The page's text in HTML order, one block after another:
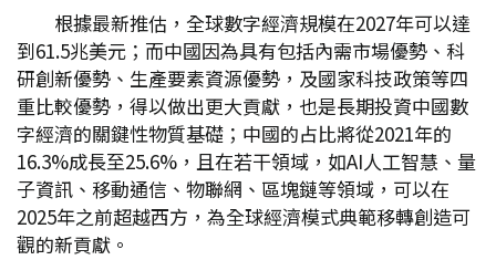
根據最新推估，全球數字經濟規模在2027年可以達
到61.5兆美元；而中國因為具有包括內需市場優勢、科
研創新優勢、生產要素資源優勢，及國家科技政策等四
重比較優勢，得以做出更大貢獻，也是長期投資中國數
字經濟的關鍵性物質基礎；中國的占比將從2021年的
16.3%成長至25.6%，且在若干領域，如AI人工智慧、量
子資訊、移動通信、物聯網、區塊鏈等領域，可以在
2025年之前超越西方，為全球經濟模式典範移轉創造可
觀的新貢獻。